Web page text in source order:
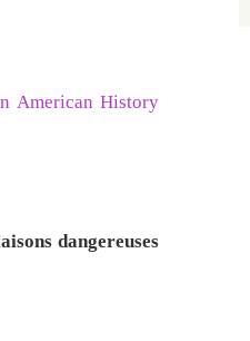
American History
dangereuses